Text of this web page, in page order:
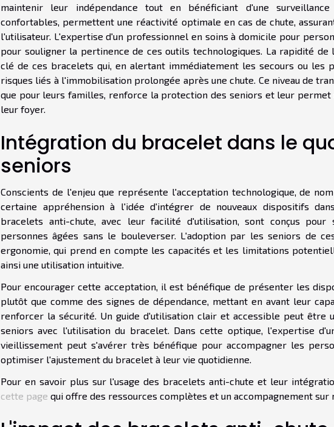
maintenir leur indépendance tout en bénéficiant d'une
confortables, permettent une réactivité optimale en cas de chute,
l'utilisateur. L'expertise d'un professionnel en soins à domicile pour
pour souligner la pertinence de ces outils technologiques. La rapidité
clé de ces bracelets qui, en alertant immédiatement les secours ou les
risques liés à l'immobilisation prolongée après une chute. Ce niveau de
que pour leurs familles, renforce la protection des seniors et leur permet
leur foyer.
Intégration du bracelet dans le
seniors
Conscients de l'enjeu que représente l'acceptation technologique, de
certaine appréhension à l'idée d'intégrer de nouveaux dispositifs
bracelets anti-chute, avec leur facilité d'utilisation, sont conçus pour
personnes âgées sans le bouleverser. L'adoption par les seniors de
ergonomie, qui prend en compte les capacités et les limitations
ainsi une utilisation intuitive.
Pour encourager cette acceptation, il est bénéfique de présenter les
plutôt que comme des signes de dépendance, mettant en avant leur
renforcer la sécurité. Un guide d'utilisation clair et accessible peut être
seniors avec l'utilisation du bracelet. Dans cette optique, l'expertise
vieillissement peut s'avérer très bénéfique pour accompagner les
optimiser l'ajustement du bracelet à leur vie quotidienne.
Pour en savoir plus sur l'usage des bracelets anti-chute et leur
cette page qui offre des ressources complètes et un accompagnement sur